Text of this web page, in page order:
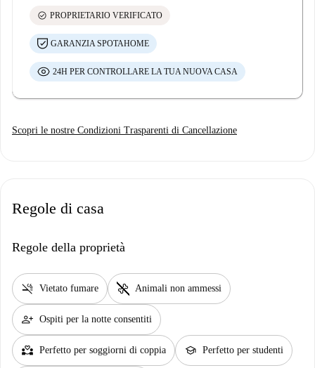
check_circle PROPRIETARIO VERIFICATO
GARANZIA SPOTAHOME
24H PER CONTROLLARE LA TUA NUOVA CASA
Scopri le nostre Condizioni Trasparenti di Cancellazione
Regole di casa
Regole della proprietà
smoke_free Vietato fumare pet_supplies Animali non ammessi
person_add Ospiti per la notte consentiti
partner_heart Perfetto per soggiorni di coppia school Perfetto per studenti